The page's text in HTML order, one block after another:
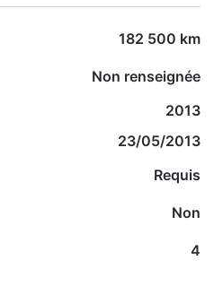
182 500 km
Non renseignée
2013
23/05/2013
Requis
Non
4